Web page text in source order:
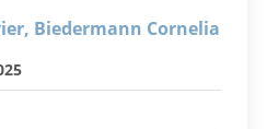
Biedermann Cornelia